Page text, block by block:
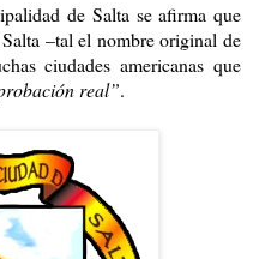
de Salta se afirma que
–tal el nombre original de
ciudades americanas que
real”.